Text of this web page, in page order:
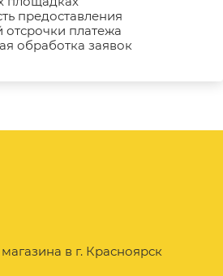
предоставления
отсрочки платежа
обработка заявок
в г. Красноярск